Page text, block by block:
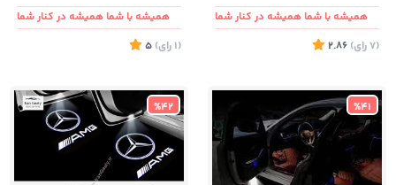
همیشه با شما همیشه در کنار شما
(7 رای)
2.86
همیشه با شما همیشه در کنار شما
(1 رای)
5
%41
%42